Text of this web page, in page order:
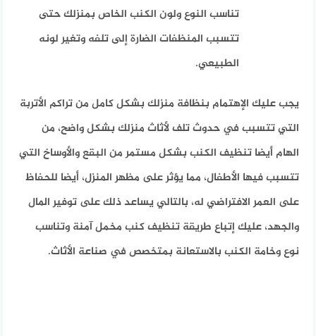
تناسب النوع ولون الكنب الخاص بمنزلك حتى
تتسبب المنظفات الضارة إلى تلفه وتغير لونه
الطبيعي.
يجب عليك الإهتمام بنظافة منزلك بشكل كامل من تراكم الأتربة
التي تتسبب في حدوث تلف لأثاث منزلك بشكل واضح، من
الهام أيضا تنظيف الكنب بشكل مستمر من البقع والأوساخ التي
تتسبب فيها الأطفال، مما يؤثر على مظهر المنزل، أيضا للحفاظ
على العمر الافتراضي له، بالتالي يساعد ذلك على توفير المال
والجهد، عليك إتباع طريقة تنظيف كنب مخمل آمنة وتناسب
نوع وخامة الكنب بالاستعانة بمتخصص في صناعة الأثاث.